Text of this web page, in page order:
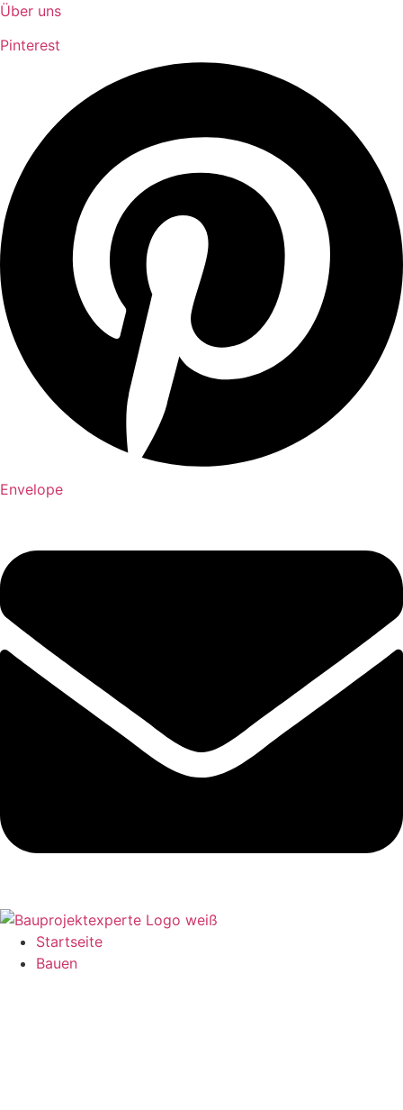
Über uns
Pinterest
Envelope
Startseite
Bauen